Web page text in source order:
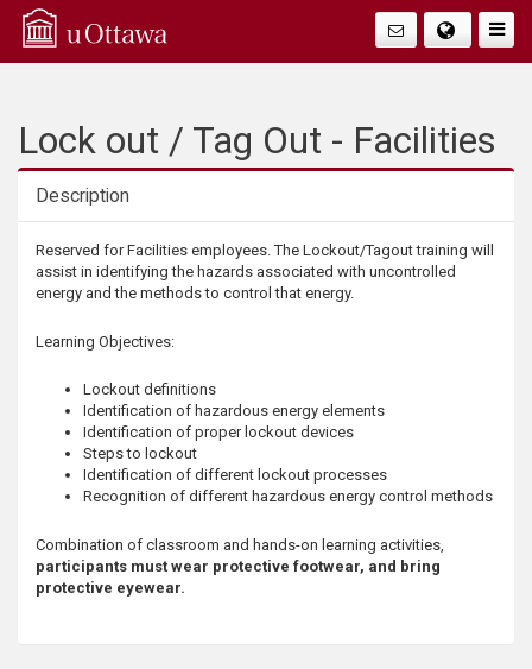
Q
Faire
Lock out / Tag Out - Facilities
Description
Description
Reserved for Facilities employees. The Lockout/Tagout training will
assist in identifying the hazards associated with uncontrolled
energy and the methods to control that energy.
Learning Objectives:
Lockout definitions
Identification of hazardous energy elements
Identification of proper lockout devices
Steps to lockout
Identification of different lockout processes
Recognition of different hazardous energy control methods
Combination of classroom and hands-on learning activities,
participants must wear protective footwear, and bring
protective eyewear.